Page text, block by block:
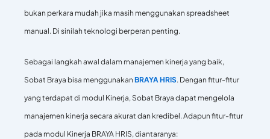
bukan perkara mudah jika masih menggunakan spreadsheet
manual. Di sinilah teknologi berperan penting.
Sebagai langkah awal dalam manajemen kinerja yang baik,
Sobat Braya bisa menggunakan BRAYA HRIS. Dengan fitur-fitur
yang terdapat di modul Kinerja, Sobat Braya dapat mengelola
manajemen kinerja secara akurat dan kredibel. Adapun fitur-fitur
pada modul Kinerja BRAYA HRIS, diantaranya: